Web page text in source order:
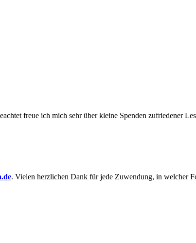
freue ich mich sehr über kleine Spenden zufriedener
. Vielen herzlichen Dank für jede Zuwendung, in welcher